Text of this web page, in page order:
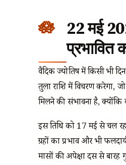
22 मई
प्रभावित
वैदिक ज्योतिष में किसी भी
तुला राशि में विचरण करेगा,
मिलने की संभावना है, क्योंकि
इस तिथि को 17 मई से चल
ग्रहों का प्रभाव और भी
मासों की अपेक्षा दस से बारह